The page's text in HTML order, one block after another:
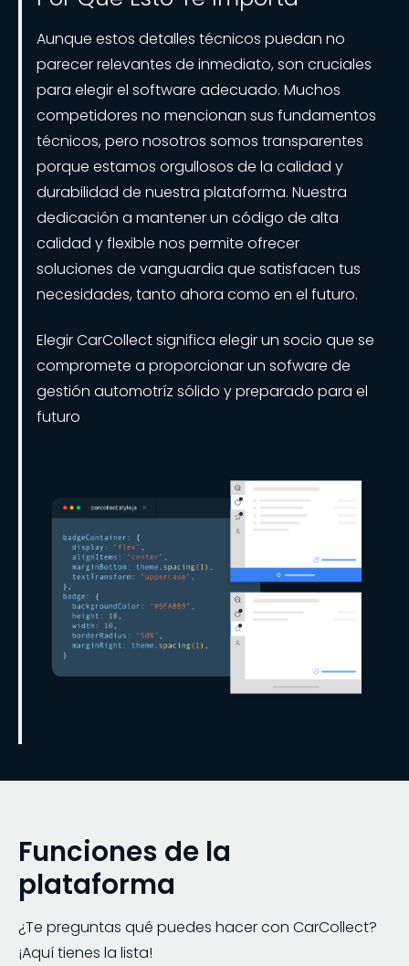
Aunque estos detalles técnicos puedan no
parecer relevantes de inmediato, son cruciales
para elegir el software adecuado. Muchos
competidores no mencionan sus fundamentos
técnicos, pero nosotros somos transparentes
porque estamos orgullosos de la calidad y
durabilidad de nuestra plataforma. Nuestra
dedicación a mantener un código de alta
calidad y flexible nos permite ofrecer
soluciones de vanguardia que satisfacen tus
necesidades, tanto ahora como en el futuro.
Elegir CarCollect significa elegir un socio que se
compromete a proporcionar un sofware de
gestión automotríz sólido y preparado para el
futuro
Funciones de la
plataforma
¿Te preguntas qué puedes hacer con CarCollect?
¡Aquí tienes la lista!